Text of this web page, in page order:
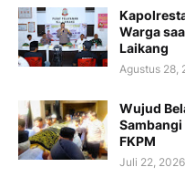
Warga
Laikang
Agustus 28,
Wujud
FKPM
Juli 22, 2026